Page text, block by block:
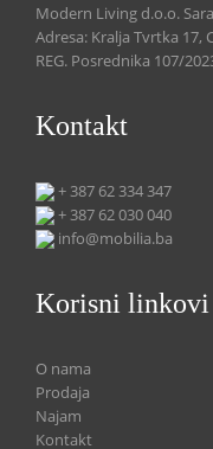
Modern Living d.o.o.
Adresa: Kralja Tvrtka 17,
REG. Posrednika 107/
Kontakt
+ 387 62 334 347
+ 387 62 030 040
info@mobilia.ba
Korisni linkovi
O nama
Prodaja
Najam
Kontakt